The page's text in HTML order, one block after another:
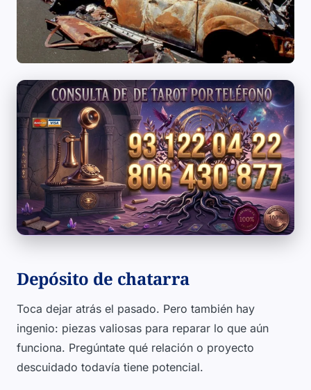
Depósito de chatarra
Toca dejar atrás el pasado. Pero también hay
ingenio: piezas valiosas para reparar lo que aún
funciona. Pregúntate qué relación o proyecto
descuidado todavía tiene potencial.